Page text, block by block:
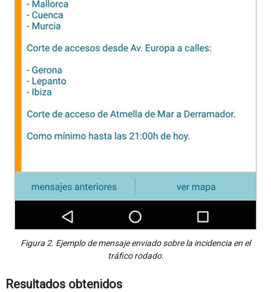
Figura 2. Ejemplo de mensaje enviado sobre la incidencia en el
tráfico rodado.
Resultados obtenidos